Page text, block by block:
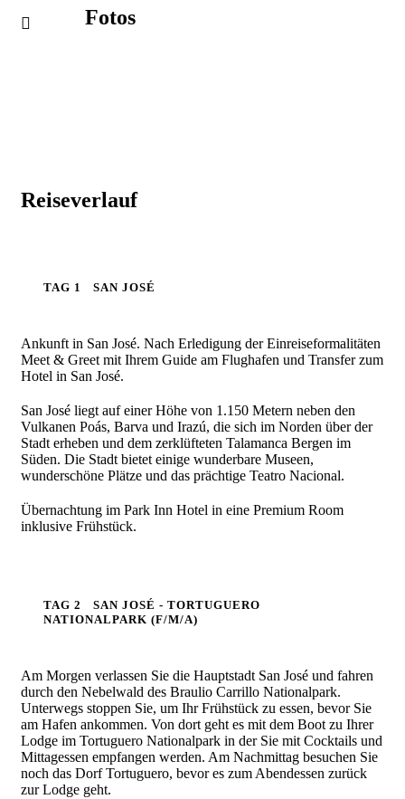
Fotos
Reiseverlauf
TAG 1 SAN JOSÉ
Ankunft in San José. Nach Erledigung der Einreiseformalitäten
Meet & Greet mit Ihrem Guide am Flughafen und Transfer zum
Hotel in San José.
San José liegt auf einer Höhe von 1.150 Metern neben den
Vulkanen Poás, Barva und Irazú, die sich im Norden über der
Stadt erheben und dem zerklüfteten Talamanca Bergen im
Süden. Die Stadt bietet einige wunderbare Museen,
wunderschöne Plätze und das prächtige Teatro Nacional.
Übernachtung im Park Inn Hotel in eine Premium Room
inklusive Frühstück.
TAG 2
SAN JOSÉ - TORTUGUERO
NATIONALPARK (F/M/A)
Am Morgen verlassen Sie die Hauptstadt San José und fahren
durch den Nebelwald des Braulio Carrillo Nationalpark.
Unterwegs stoppen Sie, um Ihr Frühstück zu essen, bevor Sie
am Hafen ankommen. Von dort geht es mit dem Boot zu Ihrer
Lodge im Tortuguero Nationalpark in der Sie mit Cocktails und
Mittagessen empfangen werden. Am Nachmittag besuchen Sie
noch das Dorf Tortuguero, bevor es zum Abendessen zurück
zur Lodge geht.